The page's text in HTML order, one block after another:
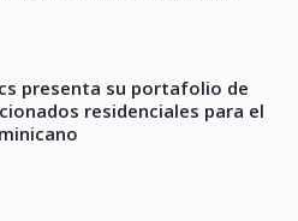
presenta su portafolio de
residenciales para el